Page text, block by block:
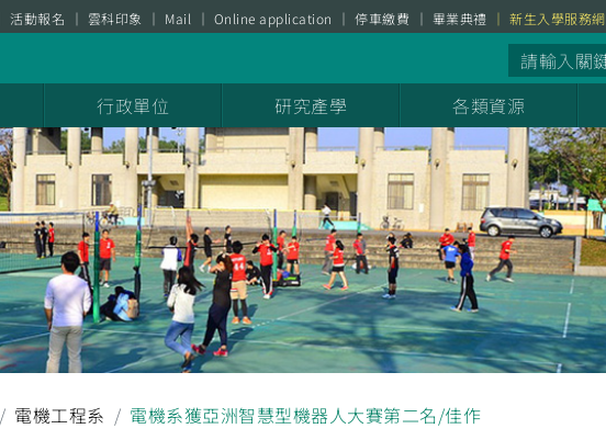
活動報名 雲科印象 Mail Online application 停車繳費 畢業典禮 新生入學服務網
行政單位 研究產學 各類資源
電機工程系 電機系獲亞洲智慧型機器人大賽第二名/佳作